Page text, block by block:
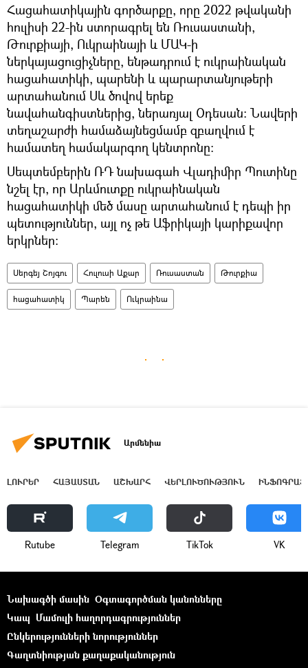
Հացահատիկային գործարքը, որը 2022 թվականի
հուլիսի 22-ին ստորագրել են Ռուսաստանի,
Թուրքիայի, Ուկրաինայի և ՄԱԿ-ի
ներկայացուցիչները, ենթադրում է ուկրաինական
հացահատիկի, պարենի և պարարտանյութերի
արտահանում Սև ծովով երեք
նավահանգիստներից, ներառյալ Օդեսան: Նավերի
տեղաշարժի համաձայնեցմամբ զբաղվում է
համատեղ համակարգող կենտրոնը։
Սեպտեմբերին ՌԴ նախագահ Վլադիմիր Պուտինը
նշել էր, որ Արևմուտքը ուկրաինական
հացահատիկի մեծ մասը արտահանում է դեպի իր
պետություններ, այլ ոչ թե Աֆրիկայի կարիքավոր
երկրներ։
Սերգեյ Շոյգու Հուլուսի Աքար Ռուսաստան Թուրքիա
հացահատիկ Պարեն Ուկրաինա
Արմենիա
ԼՈՒՐԵՐ ՀԱՅԱՍՏԱՆ ԱՇԽԱՐՀ ՎԵՐԼՈՒԾՈՒԹՅՈՒՆ
Rutube Telegram ТikТоk VK
Նախագծի մասին Օգտագործման կանոնները
Կապ Մամուլի հաղորդագրություններ
Ընկերությունների նորություններ
Գաղտնիության քաղաքականություն